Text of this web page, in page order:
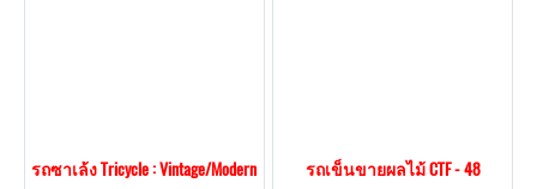
รถซาเล้ง Tricycle : Vintage/Modern Style BT - 5รถเข็นขายผลไม้ CTF - 48